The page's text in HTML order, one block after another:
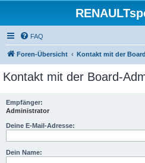
FAQ
Foren-Übersicht Kontakt mit der
Kontakt mit der Board-
Empfänger:
Administrator
Deine E-Mail-Adresse:
Dein Name: